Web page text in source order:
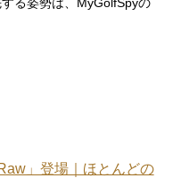
る姿勢は、MyGolfSpyの
」登場｜ほとんどの